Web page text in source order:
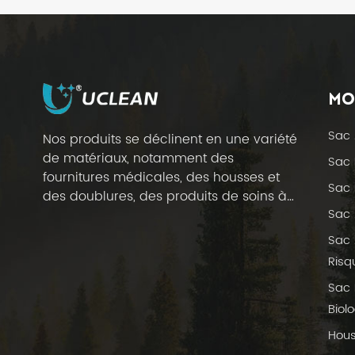
plastique, sacs à
EN SAVOIR PLUS
jetables
imperméables en
Sacs de
prélèvement pour
mélangeur-filtre de
EN SAVOIR PLUS
comprimés, petite
Nos produits se déclinent en une variété
de matériaux, notamment des
fournitures médicales, des housses et
des doublures, des produits de soins à
Sac
Sac
Sac
Sac
Sac
Sac